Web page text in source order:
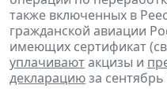
также включенных в
гражданской авиации
имеющих сертификат
уплачиваютакцизы и
декларациюза сентябрь